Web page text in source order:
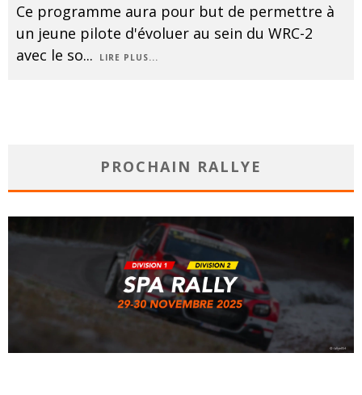
Ce programme aura pour but de permettre à
un jeune pilote d'évoluer au sein du WRC-2
avec le so... LIRE PLUS...
PROCHAIN RALLYE